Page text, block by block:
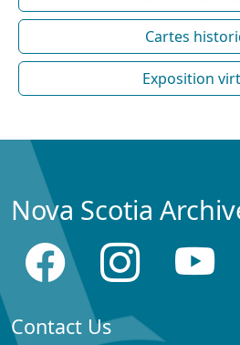
Cartes
Exposition
Nova Scotia
Contact Us